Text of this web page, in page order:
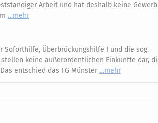
Arbeit und hat deshalb keine
mehr
Soforthilfe, Überbrückungshilfe I und die sog.
keine außerordentlichen Einkünfte dar,
entschied das FG Münster
mehr